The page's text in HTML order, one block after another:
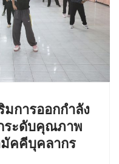
มการออกกำลัง
ระดับคุณภาพ
คคีบุคลากร